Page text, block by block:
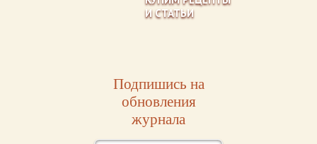
И СТАТЬИ
Подпишись на
обновления
журнала